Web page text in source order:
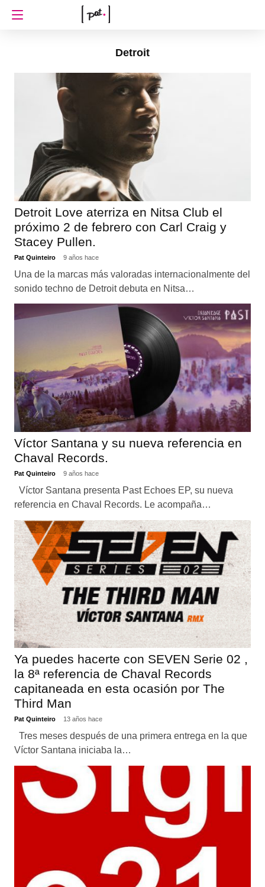
Detroit
Detroit Love aterriza en Nitsa Club el
próximo 2 de febrero con Carl Craig y
Stacey Pullen.
Pat Quinteiro 9 años hace
Una de la marcas más valoradas internacionalmente del
sonido techno de Detroit debuta en Nitsa…
Víctor Santana y su nueva referencia en
Chaval Records.
Pat Quinteiro 9 años hace
Víctor Santana presenta Past Echoes EP, su nueva
referencia en Chaval Records. Le acompaña…
Ya puedes hacerte con SEVEN Serie 02 ,
la 8ª referencia de Chaval Records
capitaneada en esta ocasión por The
Third Man
Pat Quinteiro 13 años hace
Tres meses después de una primera entrega en la que
Víctor Santana iniciaba la…